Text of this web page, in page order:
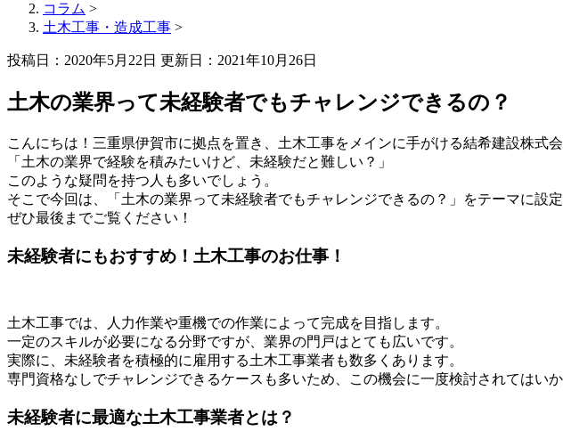
コラム >
土木工事・造成工事 >
投稿日：2020年5月22日 更新日： 2021年10月26日
土木の業界って未経験者でもチャレンジできるの？
こんにちは！三重県伊賀市に拠点を置き、土木工事をメインに手がける結希建設株式会
「土木の業界で経験を積みたいけど、未経験だと難しい？」
このような疑問を持つ人も多いでしょう。
そこで今回は、「土木の業界って未経験者でもチャレンジできるの？」をテーマに設
ぜひ最後までご覧ください！
未経験者にもおすすめ！土木工事のお仕事！
土木工事では、人力作業や重機での作業によって完成を目指します。
一定のスキルが必要になる分野ですが、業界の門戸はとても広いです。
実際に、未経験者を積極的に雇用する土木工事業者も数多くあります。
専門資格なしでチャレンジできるケースも多いため、この機会に一度検討されてはい
未経験者に最適な土木工事業者とは？